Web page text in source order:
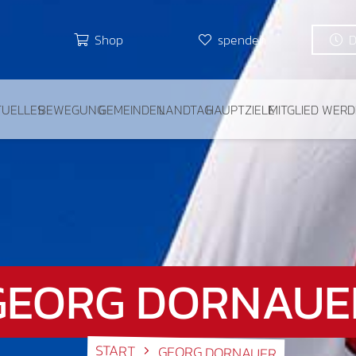
Shop spenden
BEWEGUNGGEMEINDENLANDTAGHAUPTZIELEMITGLIED
START